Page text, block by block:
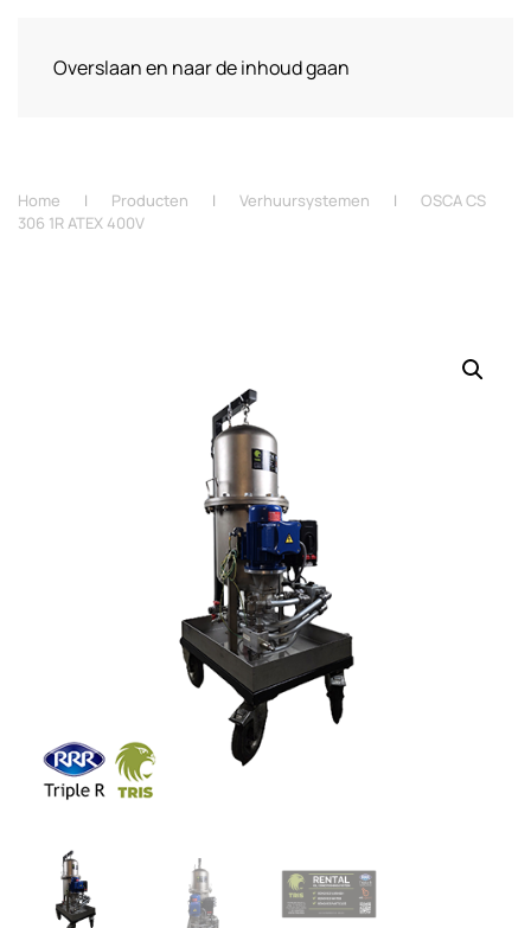
Overslaan en naar de inhoud gaan
Home Producten Verhuursystemen
OSCA CS
306 1R ATEX 400V